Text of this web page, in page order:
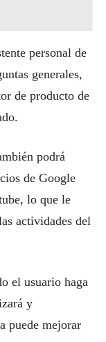
personal de
generales,
de producto de
podrá
de Google
lo que le
actividades del
el usuario haga
y
puede mejorar